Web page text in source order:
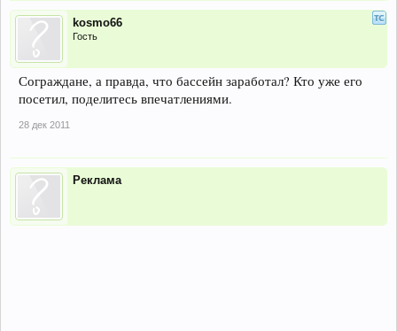
kosmo66
Гость
Сограждане, а правда, что бассейн заработал? Кто уже его
посетил, поделитесь впечатлениями.
28 дек 2011
Реклама